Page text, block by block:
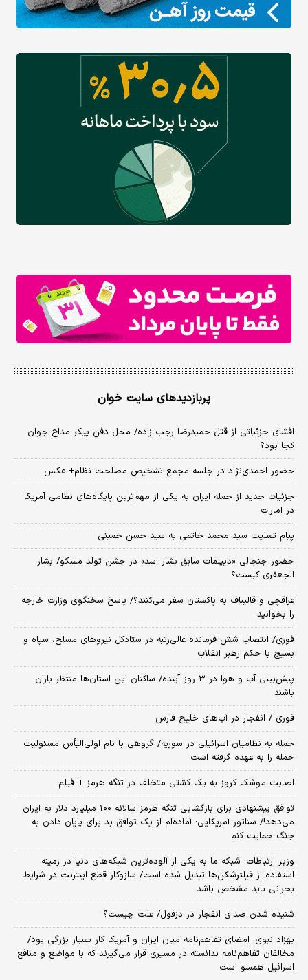
پربازدیدهای سایت خوان
افشای جزئیاتی از قتل حمیدرضا رجب زاده/ محل دفن پیکر مداح جوان
کجا بود؟
حضور احمدی‌نژاد در جلسه مجمع تشخیص مصلحت نظام+ عکس
جزئیات جدید از حمله ایران به یکی از مهم‌ترین پایگاه‌های نظامی آمریکا
در امارات
پیام تسلیت سید محمد خاتمی به سید حسن خمینی
حضور جنجالی «دیپلمات سابق بشار اسد» در جشن تولد مسکو/ بشار
الجعفری کیست؟
عراقچی و قالیباف به پاکستان سفر می‌کنند؟/ پاسخ سخنگوی وزارت خارجه
را بخوانید
فوری/ انتصاب شش فرمانده عالی‌رتبه در ستادکل نیروهای مسلح، سپاه و
بسیج با حکم رهبر انقلاب
پیش‌بینی آب و هوا در ۳ روز آینده/ ساکنان این استان‌ها منتظر باران
باشند
فوری / انفجار در آب‌های خلیج فارس
حمله به نظامیان اسرائیلی در سوریه/ گروهی با نام اولی‌البأس مسئولیت
حمله را به عهده گرفته است
اصابت موشک کروز به یک کشتی متخلف در تنگه هرمز + فیلم
توافق پیشنهادی برای بازگشایی تنگه هرمز سالانه ۱۰۰ میلیارد دلار به ایران
می‌دهد!/ سناتور آمریکایی: آماده‌ام از یک توافق بد برای پایان دادن به
جنگ حمایت کنم
وزیر ارتباطات: شبکه ما به یکی از آلوده‌ترین شبکه‌های دنیا در زمینه
استفاده از فیلترشکن‌ها تبدیل شده است/ سازوکار قطع اینترنت در شرایط
بحرانی باید مشخص باشد
شنیده شدن صدای انفجار در دزفول/ علت چیست؟
بهزاد نبوی: امضای تفاهم‌نامه میان ایران و آمریکا کار بسیار بزرگی بود/
مخالفان تفاهم‌نامه ندانسته در مسیری قرار می‌گیرند که با مواضع و منافع
اسرائیل همسو است